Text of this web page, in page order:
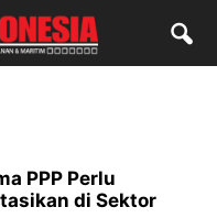
PPP Perlu
di Sektor